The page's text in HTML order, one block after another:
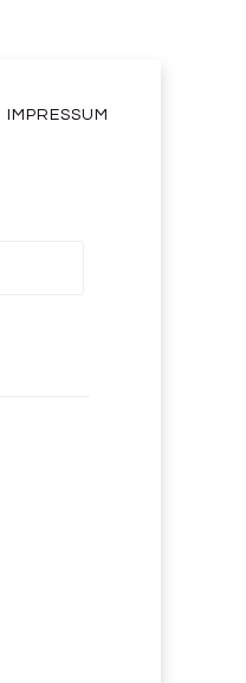
IMPRESSUM